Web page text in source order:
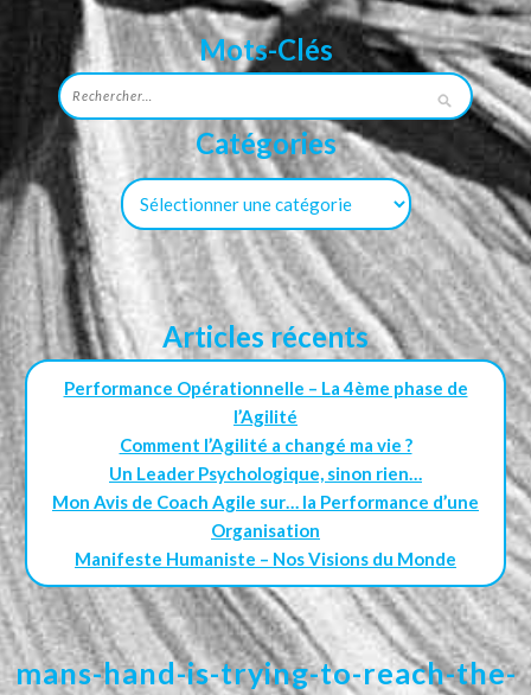
Mots-Clés
Catégories
Articles récents
Performance Opérationnelle – La 4ème phase de
l’Agilité
Comment l’Agilité a changé ma vie ?
Un Leader Psychologique, sinon rien…
Mon Avis de Coach Agile sur… la Performance d’une
Organisation
Manifeste Humaniste – Nos Visions du Monde
mans-hand-is-trying-to-reach-the-